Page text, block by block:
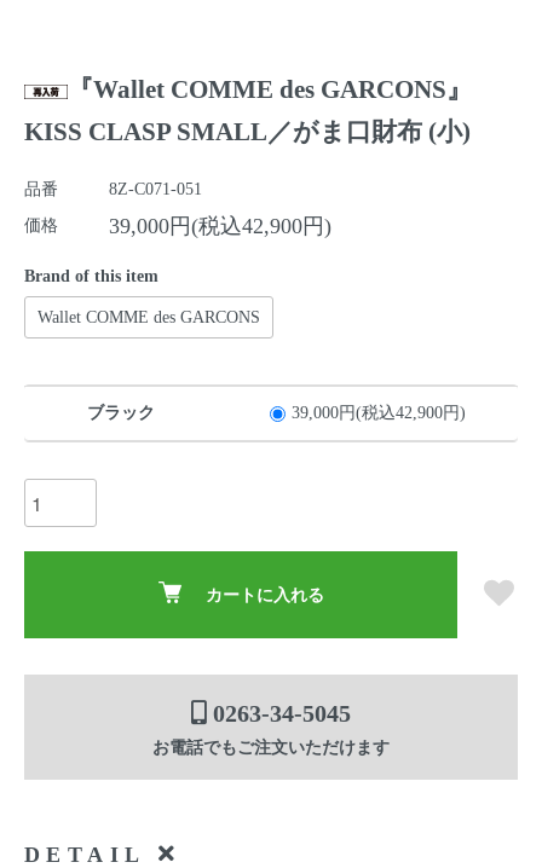
『Wallet COMME des GARCONS』
KISS CLASP SMALL／がま口財布 (小)
品番
8Z-C071-051
価格
39,000円(税込42,900円)
Brand of this item
Wallet COMME des GARCONS
ブラック 39,000円(税込42,900円)
カートに入れる
0263-34-5045
お電話でもご注文いただけます
DETAIL